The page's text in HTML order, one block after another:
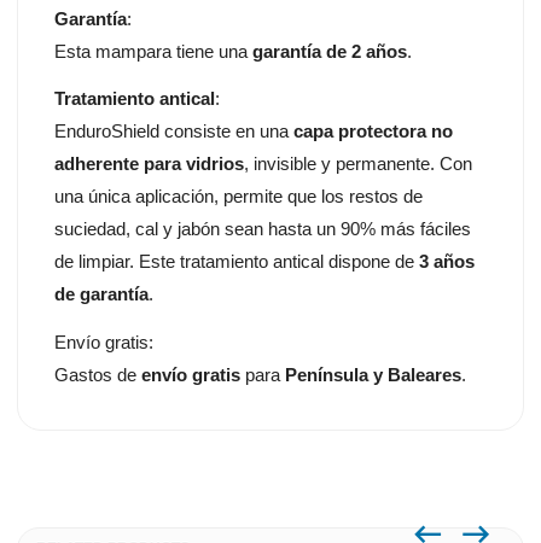
Garantía:
Esta mampara tiene una garantía de 2 años.
Tratamiento antical:
EnduroShield consiste en unacapa protectora no
adherente para vidrios, invisible y permanente. Con
una única aplicación, permite que los restos de
suciedad, cal y jabón sean hasta un 90% más fáciles
de limpiar. Este tratamiento antical dispone de 3 años
de garantía.
Envío gratis:
Gastos de envío gratis para Península y Baleares.